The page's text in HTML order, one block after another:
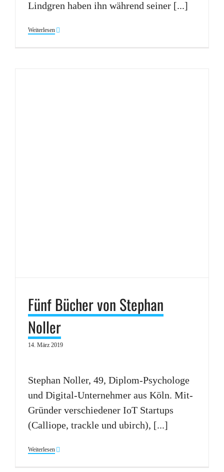
Lindgren haben ihn während seiner [...]
Weiterlesen
Fünf Bücher von Stephan
Noller
14. März 2019
Stephan Noller, 49, Diplom-Psychologe
und Digital-Unternehmer aus Köln. Mit-
Gründer verschiedener IoT Startups
(Calliope, trackle und ubirch), [...]
Weiterlesen